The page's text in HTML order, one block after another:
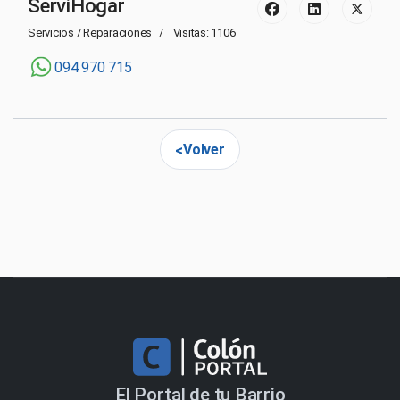
ServiHogar
Servicios / Reparaciones Visitas: 1106
094 970 715
Volver
El Portal de tu Barrio